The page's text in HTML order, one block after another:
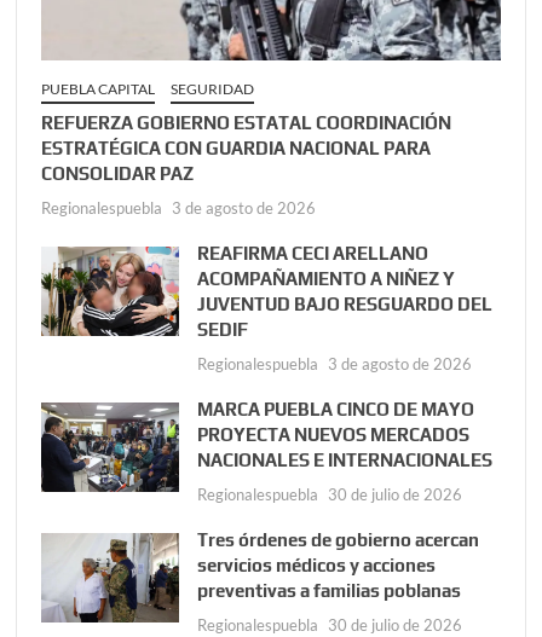
PUEBLA CAPITAL SEGURIDAD
REFUERZA GOBIERNO ESTATAL COORDINACIÓN
ESTRATÉGICA CON GUARDIA NACIONAL PARA
CONSOLIDAR PAZ
Regionalespuebla 3 de agosto de 2026
REAFIRMA CECI ARELLANO
ACOMPAÑAMIENTO A NIÑEZ Y
JUVENTUD BAJO RESGUARDO DEL
SEDIF
Regionalespuebla 3 de agosto de 2026
MARCA PUEBLA CINCO DE MAYO
PROYECTA NUEVOS MERCADOS
NACIONALES E INTERNACIONALES
Regionalespuebla 30 de julio de 2026
Tres órdenes de gobierno acercan
servicios médicos y acciones
preventivas a familias poblanas
Regionalespuebla 30 de julio de 2026